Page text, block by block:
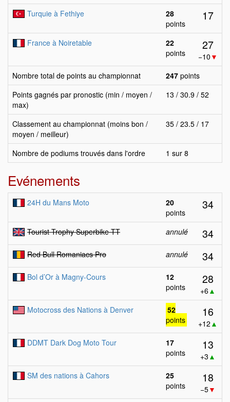
Turquie à Fethiye
28
points
17
France à Noiretable
22
points
27
−10 ▼
Nombre total de points au championnat
247 points
Points gagnés par pronostic (min / moyen /
max)
13 / 30.9 / 52
Classement au championnat (moins bon /
moyen / meilleur)
35 / 23.5 / 17
Nombre de podiums trouvés dans l'ordre 1 sur 8
Evénements
24H du Mans Moto
20
points
34
Tourist Trophy Superbike TT annulé 34
Red Bull Romaniacs Pro annulé 34
Bol d’Or à Magny-Cours
12
points
28
+6▲
Motocross des Nations à Denver
52
points
16
+12 ▲
DDMT Dark Dog Moto Tour
17
points
13
+3 ▲
SM des nations à Cahors
25
points
18
−5▼